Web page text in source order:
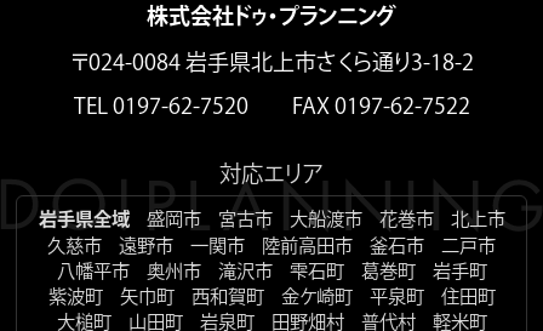
株式会社ドゥ・プランニング
〒024-0084 岩手県北上市さくら通り3-18-2
TEL 0197-62-7520 FAX 0197-62-7522
対応エリア
岩手県全域 盛岡市 宮古市 大船渡市 花巻市
北上市
久慈市
遠野市 一関市 陸前高田市 釜石市
二戸市
八幡平市
奥州市 滝沢市 雫石町 葛巻町
岩手町
紫波町
矢巾町 西和賀町 金ケ崎町 平泉町
住田町
大槌町
山田町 岩泉町 田野畑村 普代村 軽米町